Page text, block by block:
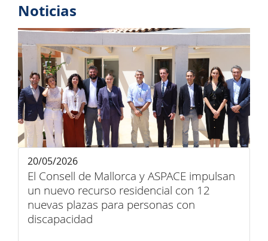
Noticias
El Consell de Mallorca y ASPACE impulsan
un nuevo recurso residencial con 12
nuevas plazas para personas con
discapacidad
20/05/2026